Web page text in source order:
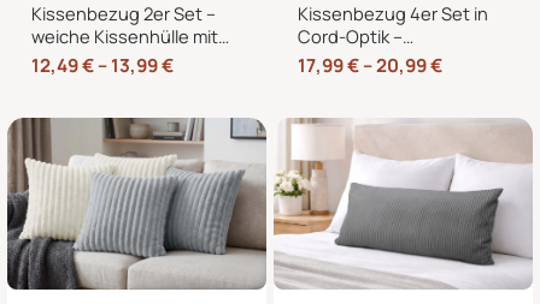
Kissenbezug 2er Set –
weiche Kissenhülle mit
Hotelverschluss,
zweifarbig, ohne Füllung
12,49€–13,99€
Kissenbezug 4er Set in
Cord-Optik –
Zierkissenbezüge ohne
Reißverschluss mit
45×45 und 50×50 cm
17,99€–20,99€